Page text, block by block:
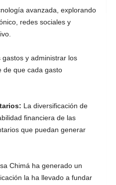
avanzada, explorando
redes sociales y
y administrar los
de que cada gasto
La diversificación de
financiera de las
que puedan generar
Chimá ha generado un
la ha llevado a fundar